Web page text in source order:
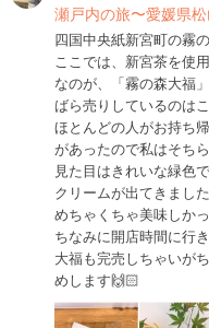
瀬戸内の旅〜愛媛県
四国中央紙新宮町の霧
ここでは、新宮茶を使
なのが、「霧の森大福」
ばら売りしているのは
ほとんどの人がお持ち
があったので私はそち
見た目はきれいな緑色
クリームが出てきました
めちゃくちゃ美味しかっ
ちなみに開店時間に行
大福も完売しちゃいが
めします🙌🏻